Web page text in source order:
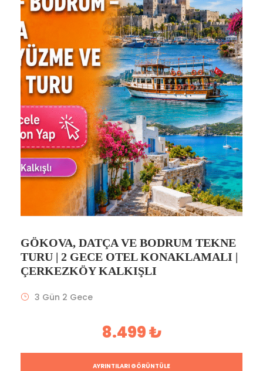
GÖKOVA, DATÇA VE BODRUM TEKNE
TURU | 2 GECE OTEL KONAKLAMALI |
ÇERKEZKÖY KALKIŞLI
3 Gün 2 Gece
8.499 ₺
AYRINTILARI GÖRÜNTÜLE